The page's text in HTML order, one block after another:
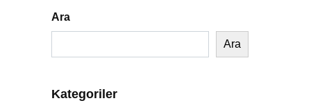
Ara
Ara
Kategoriler